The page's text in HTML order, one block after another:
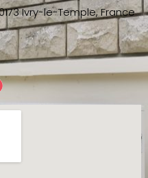
Ivry-le-Temple, France